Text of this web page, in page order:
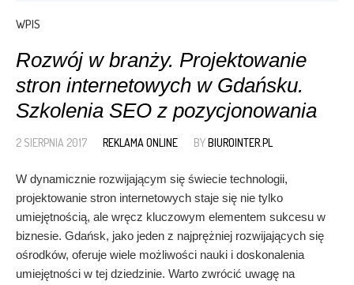
WPIS
Rozwój w branży. Projektowanie
stron internetowych w Gdańsku.
Szkolenia SEO z pozycjonowania
2 SIERPNIA 2017 REKLAMA ONLINE BYBIUROINTER.PL
W dynamicznie rozwijającym się świecie technologii,
projektowanie stron internetowych staje się nie tylko
umiejętnością, ale wręcz kluczowym elementem sukcesu w
biznesie. Gdańsk, jako jeden z najprężniej rozwijających się
ośrodków, oferuje wiele możliwości nauki i doskonalenia
umiejętności w tej dziedzinie. Warto zwrócić uwagę na